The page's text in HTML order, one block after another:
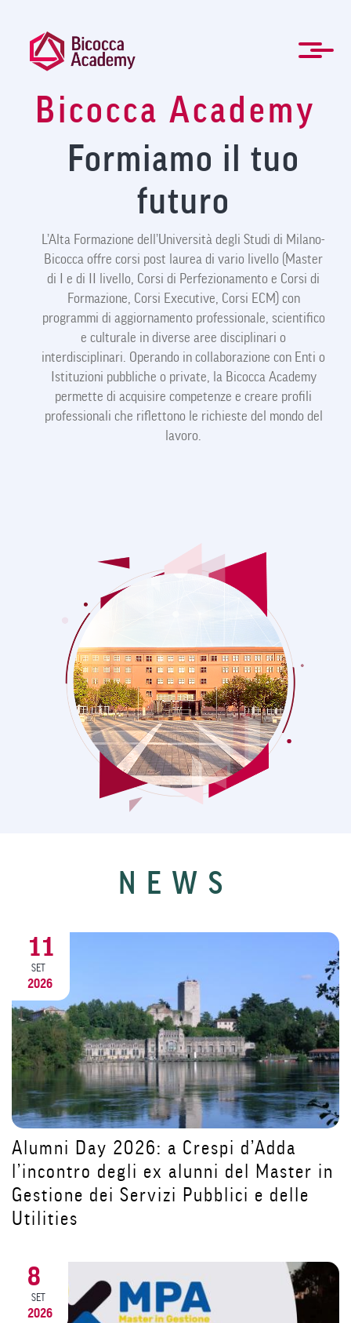
Home
Chi Siamo
La Mission
Organi
Modulistica
Contatti
Agevolazioni
Master e Corsi di perfezionamento
Formazione manageriale e professionale
News
FAQ
Per le Aziende
Newsletter
ENG
Bicocca Academy
Formiamo il tuo
futuro
L’Alta Formazione dell’Università degli Studi di Milano-
Bicocca offre corsi post laurea di vario livello (Master
di I e di II livello, Corsi di Perfezionamento e Corsi di
Formazione, Corsi Executive, Corsi ECM) con
programmi di aggiornamento professionale, scientifico
e culturale in diverse aree disciplinari o
interdisciplinari. Operando in collaborazione con Enti o
Istituzioni pubbliche o private, la Bicocca Academy
permette di acquisire competenze e creare profili
professionali che riflettono le richieste del mondo del
lavoro.
NEWS
in
20
2026
Tutorial iscrizioni: STEP 1 Come
un account su Segreterie Online
31